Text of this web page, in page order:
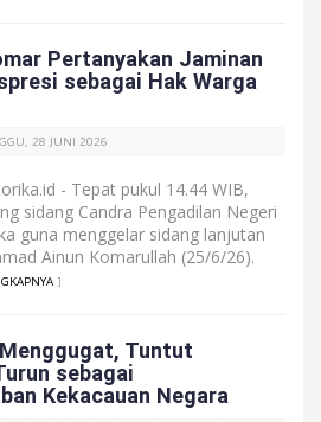
Pertanyakan Jaminan
sebagai Hak Warga
28 JUNI 2026
- Tepat pukul 14.44 WIB,
sidang Candra Pengadilan Negeri
guna menggelar sidang lanjutan
Ainun Komarullah (25/6/26).
]
Tuntut
sebagai
Kekacauan Negara